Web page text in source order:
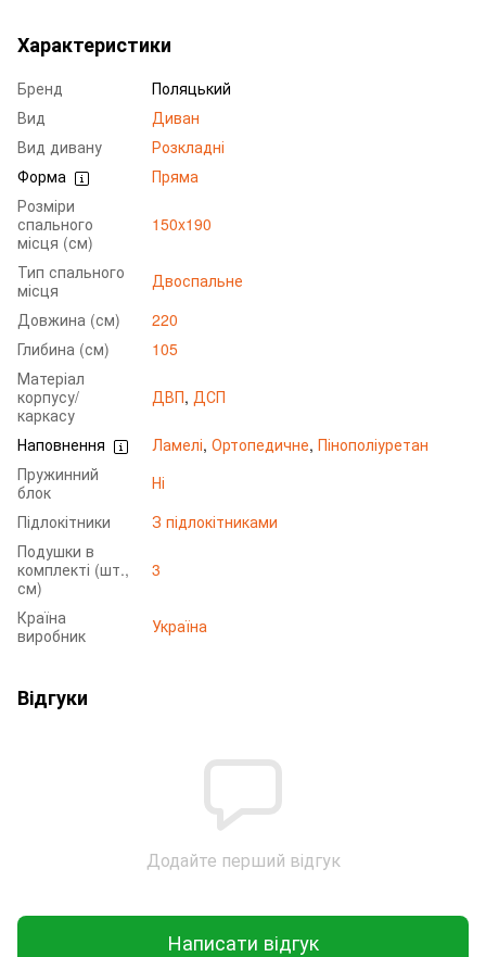
Характеристики
Бренд
Поляцький
Вид
Диван
Вид дивану
Розкладні
Форма
Пряма
Розміри
спального
місця (см)
150x190
Тип спального
місця
Двоспальне
Довжина (см)
220
Глибина (см)
105
Матеріал
корпусу/
каркасу
ДВП, ДСП
Наповнення Ламелі, Ортопедичне, Пінополіуретан
Пружинний
блок
Ні
Підлокітники
З підлокітниками
Подушки в
комплекті (шт.,
см)
3
Країна
виробник
Україна
Відгуки
Додайте перший відгук
Написати відгук